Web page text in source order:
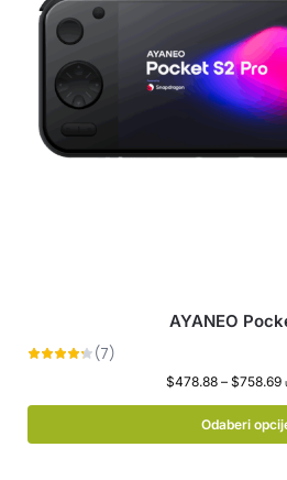
AYANEO
$478.88 – $758.69
Odaberi